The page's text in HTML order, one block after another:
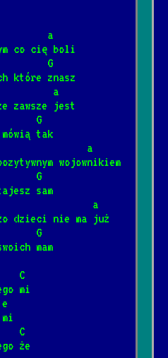
Diamond
here
📺
biesiadna]
a
co cię boli
C             G
które znasz
a
zawsze jest
G
tak
a
wojownikiem
G
sam
a
dzieci nie ma już
G
mam
C
mi
e
C
że